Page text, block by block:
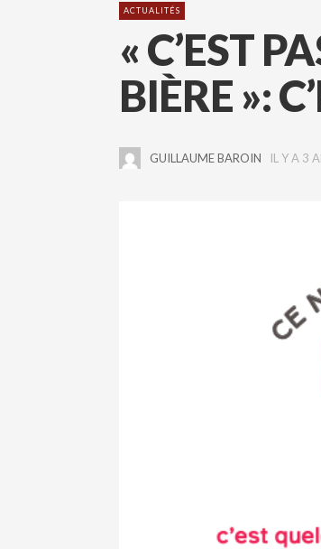
ACTUALITÉS
« C’EST
BIÈRE »:
GUILLAUME BAROIN IL Y A 3